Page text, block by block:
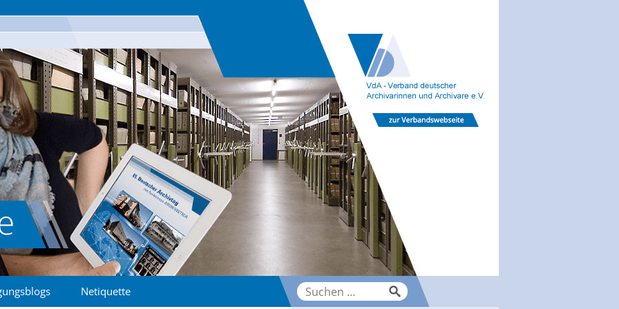
Netiquette
Suche
nach: